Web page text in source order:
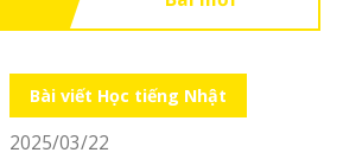
Bài viết Học tiếng Nhật
2025/03/22